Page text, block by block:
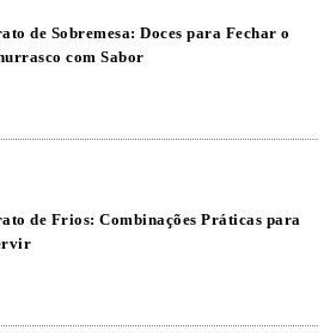
de Sobremesa: Doces para Fechar o
com Sabor
de Frios: Combinações Práticas para